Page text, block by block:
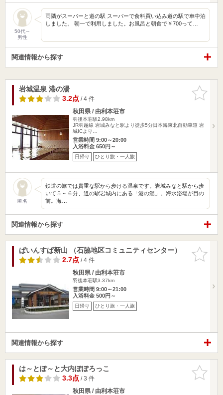
50代～
男性
両隣がスーパーと道の駅 スーパーで食料買い込み道の駅で車中泊
しました。 朝一で利用しました。お風呂と朝食で￥700って…
関連情報から探す
お気に入
りに追加
岩城温泉 港の湯
3.2点/ 4 件
秋田県 / 由利本荘市
羽後本荘駅2.98km
JR羽越線 岩城みなと駅より徒歩5分日本海東北自動車道 岩
城ICより…
営業時間 9:00～20:00
入浴料金 650円～
日帰り ひとり旅・一人旅
匿名
鉄道の旅では貴重な駅から歩ける温泉です。岩城みなと駅から歩
いて５～６分、道の駅岩城内にある「港の湯」。海水浴場が目の
前。海…
関連情報から探す
お気に入
りに追加
ぱいんすぱ新山 （石脇地区コミュニティセンター）
2.7点/ 4 件
秋田県 / 由利本荘市
羽後本荘駅3.37km
営業時間 9:00～21:00
入浴料金 500円～
日帰り ひとり旅・一人旅
関連情報から探す
お気に入
りに追加
は～とぽ～と大内ぽぽろっこ
3.3点/ 3 件
秋田県 / 由利本荘市